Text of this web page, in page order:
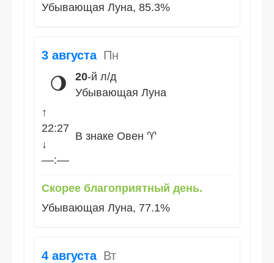
Убывающая Луна, 85.3%
3 августа Пн
🌖 20-й л/д
Убывающая Луна
↑
22:27
↓
––:––
В знаке Овен ♈
Скорее благоприятный день.
Убывающая Луна, 77.1%
4 августа Вт